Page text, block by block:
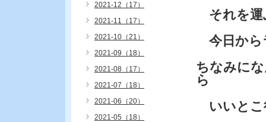
それを運
今日から
ちなみに
ら
いいとこ
2021-12（17）
2021-11（17）
2021-10（21）
2021-09（18）
2021-08（17）
2021-07（18）
2021-06（20）
2021-05（18）